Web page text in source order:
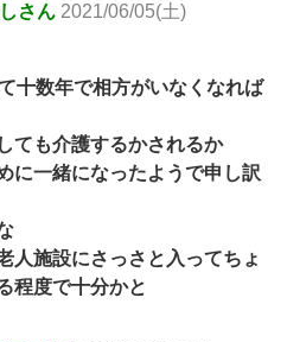
さん 2021/06/05(土)
十数年で相方がいなくなれば
ても介護するかされるか
に一緒になったようで申し訳
人施設にさっさと入ってちょ
程度で十分かと